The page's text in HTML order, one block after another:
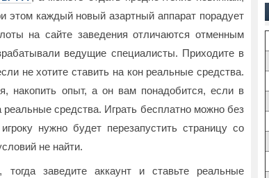
этом каждый новый азартный аппарат порадует
на сайте заведения отличаются отменным
ведущие специалисты. Приходите в
не хотите ставить на кон реальные средства.
накопить опыт, а он вам понадобится, если в
средства. Играть бесплатно можно без
нужно будет перезапустить страницу со
не найти.
заведите аккаунт и ставьте реальные